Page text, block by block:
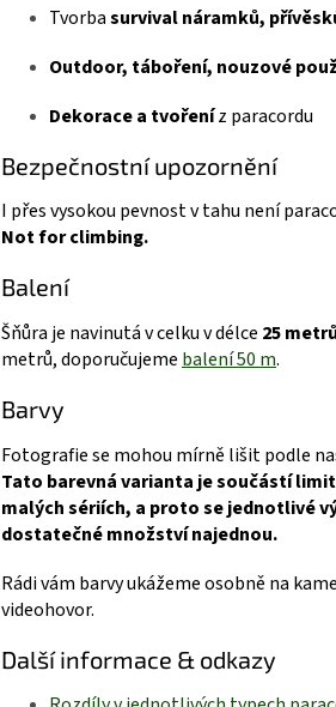
Tvorbasurvival náramků,
Outdoor, táboření, nouzové
Dekorace a tvořeníz paracordu
Bezpečnostní upozornění
I přes vysokou pevnost v tahu není
Not for climbing.
Balení
Šňůra je navinutá v celku v délce 25 metrů
metrů, doporučujeme balení 50 m.
Barvy
Fotografie se mohou mírně lišit podle
Tato barevná varianta je součástí
malých sériích, a proto se jednotlivé
dostatečné množství najednou.
Rádi vám barvy ukážeme osobně na
videohovor.
Další informace & odkazy